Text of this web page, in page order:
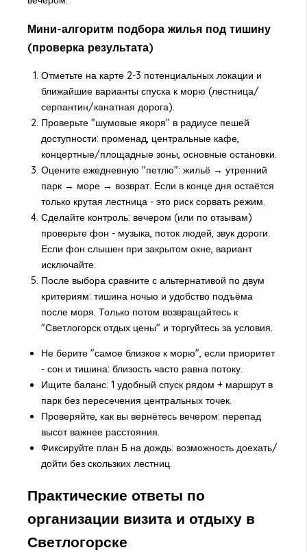
Мини-алгоритм подбора жилья под тишину
(проверка результата)
Отметьте на карте 2-3 потенциальных локации и
ближайшие варианты спуска к морю (лестница/
серпантин/канатная дорога).
Проверьте "шумовые якоря" в радиусе пешей
доступности: променад, центральные кафе,
концертные/площадные зоны, основные остановки.
Оцените ежедневную "петлю": жильё → утренний
парк → море → возврат. Если в конце дня остаётся
только крутая лестница - это риск сорвать режим.
Сделайте контроль: вечером (или по отзывам)
проверьте фон - музыка, поток людей, звук дороги.
Если фон слышен при закрытом окне, вариант
исключайте.
После выбора сравните с альтернативой по двум
критериям: тишина ночью и удобство подъёма
после моря. Только потом возвращайтесь к
"Светлогорск отдых цены" и торгуйтесь за условия.
Не берите "самое близкое к морю", если приоритет
- сон и тишина: близость часто равна потоку.
Ищите баланс: 1 удобный спуск рядом + маршрут в
парк без пересечения центральных точек.
Проверяйте, как вы вернётесь вечером: перепад
высот важнее расстояния.
Фиксируйте план Б на дождь: возможность доехать/
дойти без скользких лестниц.
Практические ответы по
организации визита и отдыху в
Светлогорске